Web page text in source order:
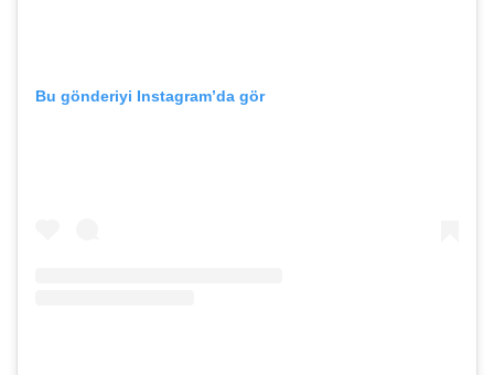
Bu gönderiyi Instagram’da gör